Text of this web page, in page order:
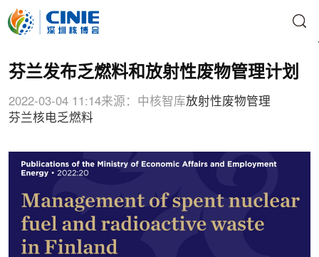
芬兰发布乏燃料和放射性废物管理计划
2022-03-04 11:14来源：中核智库放射性废物管理
芬兰核电乏燃料